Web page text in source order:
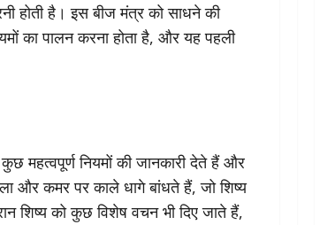
होती है। इस बीज मंत्र को साधने की
का पालन करना होता है, और यह पहली
महत्वपूर्ण नियमों की जानकारी देते हैं और
और कमर पर काले धागे बांधते हैं, जो शिष्य
शिष्य को कुछ विशेष वचन भी दिए जाते हैं,